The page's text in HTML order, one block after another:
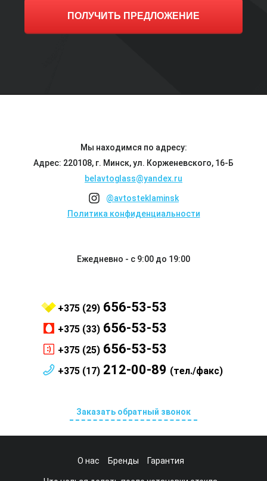
ПОЛУЧИТЬ ПРЕДЛОЖЕНИЕ
Мы находимся по адресу:
Адрес: 220108, г. Минск, ул. Корженевского, 16-Б
belavtoglass@yandex.ru
@avtosteklaminsk
Политика конфиденциальности
Ежедневно - с 9:00 до 19:00
+375 (29) 656-53-53
+375 (33) 656-53-53
+375 (25) 656-53-53
+375 (17) 212-00-89 (тел./факс)
Заказать обратный звонок
О нас Бренды Гарантия